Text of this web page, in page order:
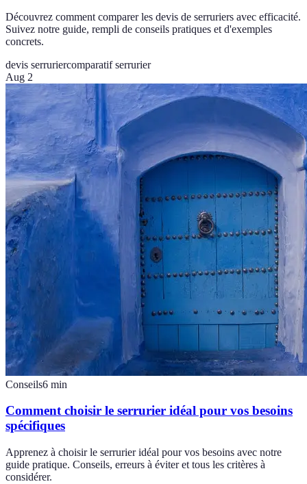
Découvrez comment comparer les devis de serruriers avec efficacité.
Suivez notre guide, rempli de conseils pratiques et d'exemples
concrets.
devis serruriercomparatif serrurier
Aug 2
Conseils6 min
Comment choisir le serrurier idéal pour vos besoins
spécifiques
Apprenez à choisir le serrurier idéal pour vos besoins avec notre
guide pratique. Conseils, erreurs à éviter et tous les critères à
considérer.